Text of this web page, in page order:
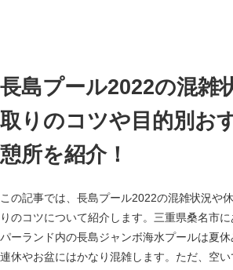
長島プール2022の混雑
取りのコツや目的別お
憩所を紹介！
この記事では、長島プール2022の混雑状況や
りのコツについて紹介します。三重県桑名市
パーランド内の長島ジャンボ海水プールは夏
連休やお盆にはかなり混雑します。ただ、空い